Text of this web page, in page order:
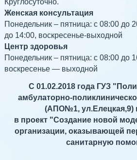
Женская консультация
Понедельник – пятница: с 08:00 до
до 14:00, воскресенье-выходной
Центр здоровья
Понедельник – пятница: с 08:00 до
воскресенье — выходной
С 01.02.2018 года ГУЗ
амбулаторно-
(АПО№1, ул.Елецкая,9)
в проект "Создание новой
организации, оказывающей
санитарную